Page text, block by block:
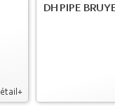
DH PIPE